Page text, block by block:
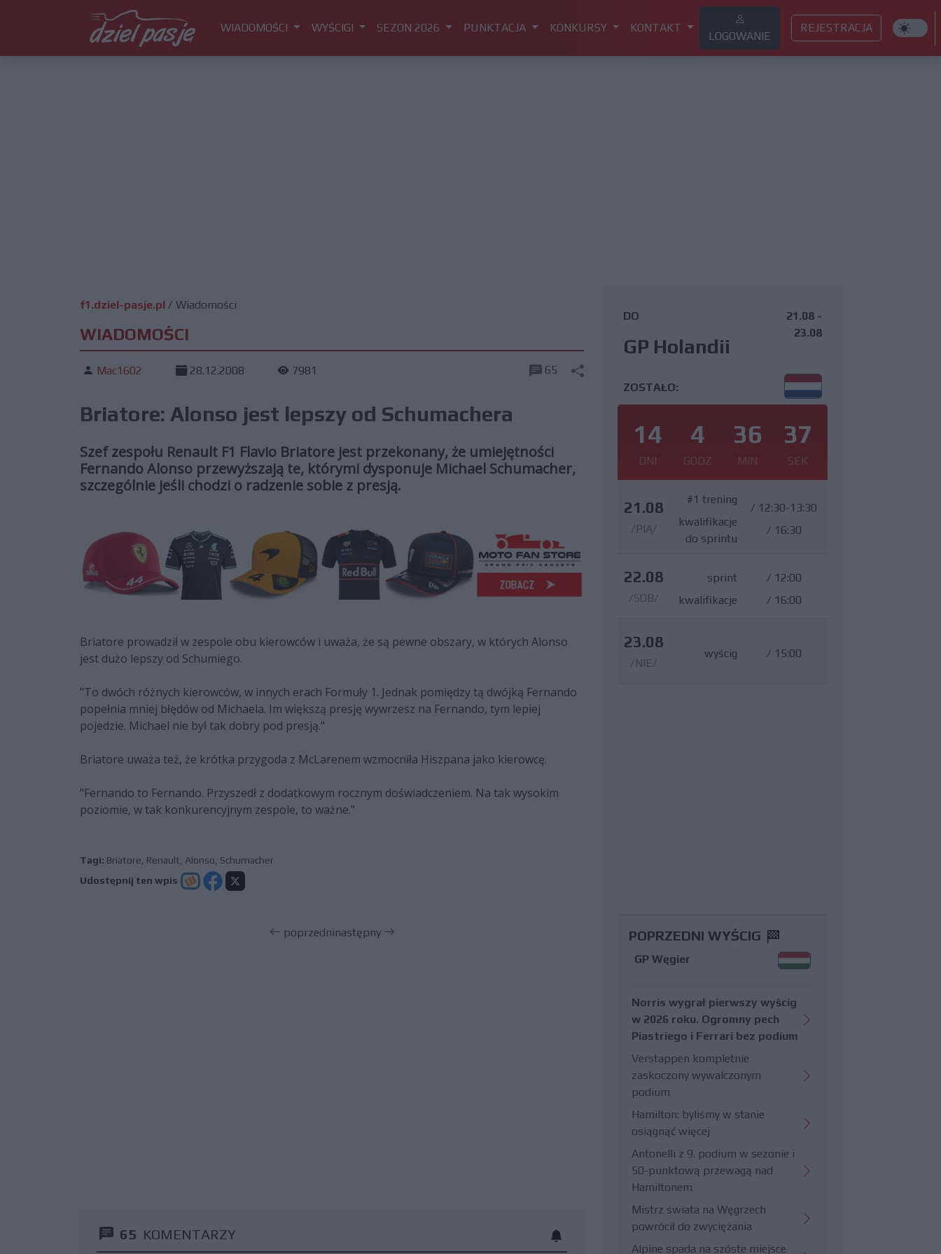
WIADOMOŚCI WYŚCIGI SEZON 2026 PUNKTACJA KONKURSY KONTAKT
LOGOWANIE
REJESTRACJA
f1.dziel-pasje.pl / Wiadomości
WIADOMOŚCI
Mac1602 28.12.2008 7981 65
Briatore: Alonso jest lepszy od Schumachera
Szef zespołu Renault F1 Flavio Briatore jest przekonany, że umiejętności
Fernando Alonso przewyższają te, którymi dysponuje Michael Schumacher,
szczególnie jeśli chodzi o radzenie sobie z presją.
Briatore prowadził w zespole obu kierowców i uważa, że są pewne obszary, w których Alonso
jest dużo lepszy od Schumiego.
"To dwóch różnych kierowców, w innych erach Formuły 1. Jednak pomiędzy tą dwójką Fernando
popełnia mniej błędów od Michaela. Im większą presję wywrzesz na Fernando, tym lepiej
pojedzie. Michael nie był tak dobry pod presją."
Briatore uważa też, że krótka przygoda z McLarenem wzmocniła Hiszpana jako kierowcę.
"Fernando to Fernando. Przyszedł z dodatkowym rocznym doświadczeniem. Na tak wysokim
poziomie, w tak konkurencyjnym zespole, to ważne."
Tagi: Briatore Renault Alonso Schumacher
Udostępnij ten wpis
poprzedninastępny
65 KOMENTARZY
DO
GP Holandii
21.08 -
23.08
ZOSTAŁO:
14
DNI
4
GODZ
36
MIN
36
SEK
21.08
/PIĄ/
#1 trening
kwalifikacje
do sprintu
/ 12:30-13:30
/ 16:30
22.08
/SOB/
sprint
kwalifikacje
/ 12:00
/ 16:00
23.08
/NIE/
wyścig / 15:00
POPRZEDNI WYŚCIG
GP Węgier
Norris wygrał pierwszy wyścig
w 2026 roku. Ogromny pech
Piastriego i Ferrari bez podium
Verstappen kompletnie
zaskoczony wywalczonym
podium
Hamilton: byliśmy w stanie
osiągnąć więcej
Antonelli z 9. podium w sezonie i
50-punktową przewagą nad
Hamiltonem
Mistrz świata na Węgrzech
powrócił do zwyciężania
Alpine spada na szóste miejsce